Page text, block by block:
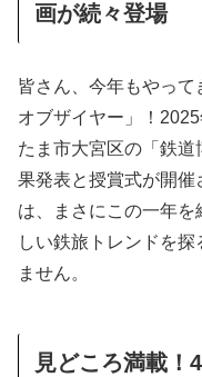
画が続々登場
皆さん、今年もやっ
オブザイヤー」！
たま市大宮区の「鉄
果発表と授賞式が開催
は、まさにこの一年
しい鉄旅トレンドを
ません。
見どころ満載！